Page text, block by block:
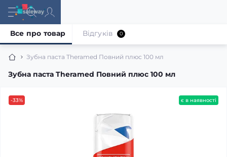
Зубна паста Theramed Повний плюс 100 мл
Зубна паста Theramed Повний плюс 100 мл
Все про товар Відгуків 0
-33% є в наявності